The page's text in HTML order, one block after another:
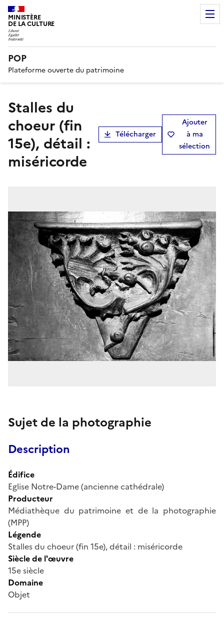
MINISTÈRE
DE LA CULTURE
POP
Plateforme ouverte du patrimoine
Stalles du
choeur (fin
15e), détail :
miséricorde
Télécharger
Ajouter
à ma
sélection
Sujet de la photographie
Description
Édifice
Eglise Notre-Dame (ancienne cathédrale)
Producteur
Médiathèque du patrimoine et de la photographie
(MPP)
Légende
Stalles du choeur (fin 15e), détail : miséricorde
Siècle de l'œuvre
15e siècle
Domaine
Objet